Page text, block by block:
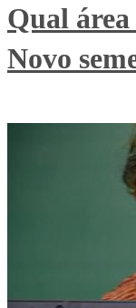
Qual área
Novo